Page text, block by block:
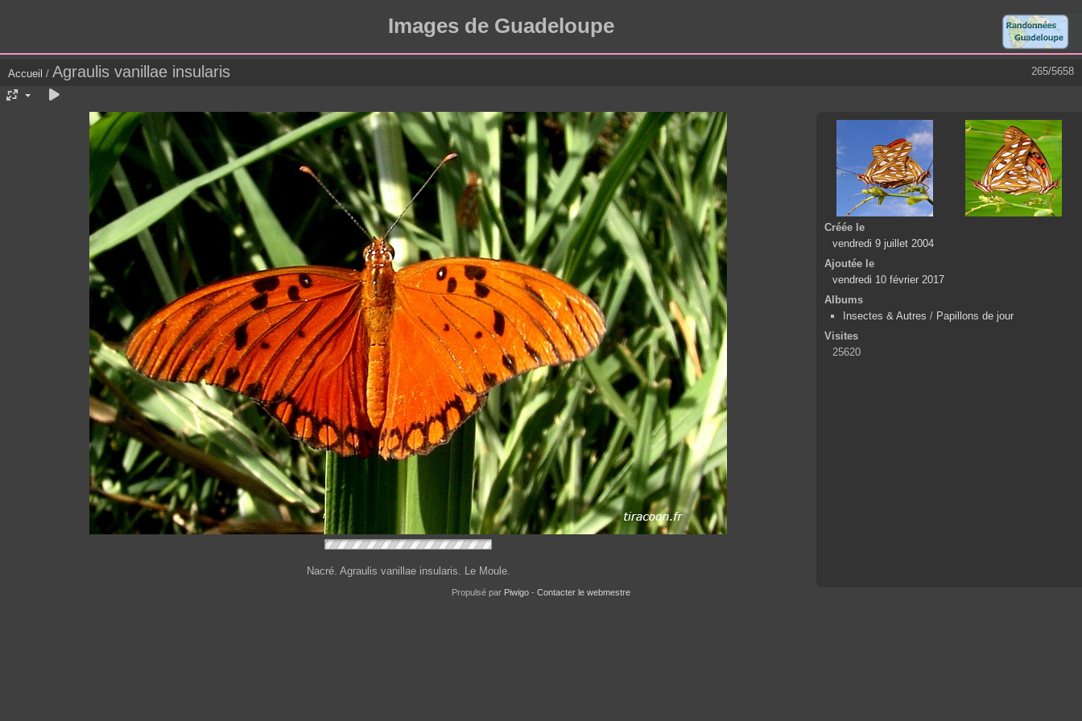
Images de Guadeloupe
265/5658
Accueil / Agraulis vanillae insularis
Nacré. Agraulis vanillae insularis. Le Moule.
Créée le
vendredi 9 juillet 2004
Ajoutée le
vendredi 10 février 2017
Albums
Insectes & Autres / Papillons de jour
Visites
25620
Propulsé par Piwigo - Contacter le webmestre